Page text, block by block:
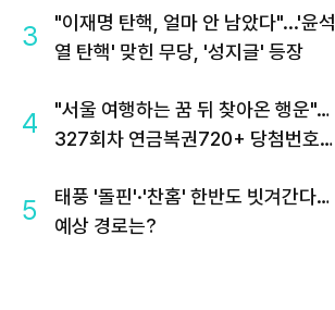
3
"이재명 탄핵, 얼마 안 남았다"...'윤석
열 탄핵' 맞힌 무당, '성지글' 등장
4
"서울 여행하는 꿈 뒤 찾아온 행운"…
327회차 연금복권720+ 당첨번호조
5
태풍 '돌핀'·'찬홈' 한반도 빗겨간다…
예상 경로는?